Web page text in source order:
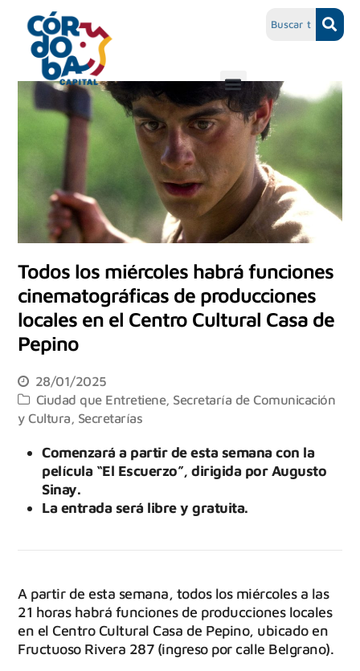
Todos los miércoles habrá funciones
cinematográficas de producciones
locales en el Centro Cultural Casa de
Pepino
28/01/2025
Ciudad que Entretiene, Secretaría de Comunicación
y Cultura Secretarías
Comenzará a partir de esta semana con la
película “El Escuerzo”, dirigida por Augusto
Sinay.
La entrada será libre y gratuita.
A partir de esta semana, todos los miércoles a las
21 horas habrá funciones de producciones locales
en el Centro Cultural Casa de Pepino, ubicado en
Fructuoso Rivera 287 (ingreso por calle Belgrano).